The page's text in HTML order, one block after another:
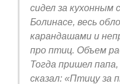
сидел за кухонным
Болинасе, весь
карандашами и
про птиц. Объем
Тогда пришел
сказал: «Птицу за